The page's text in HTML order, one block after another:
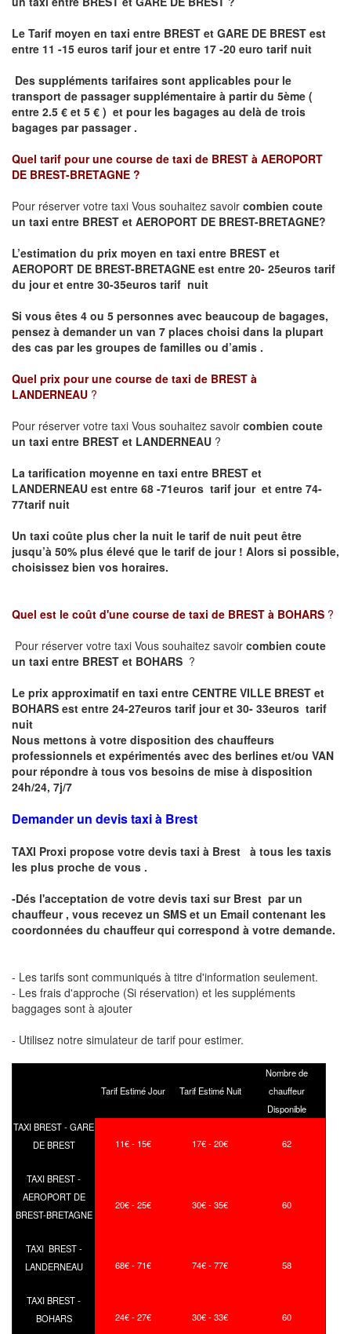
Le Tarif moyen en taxi entre BREST et GARE DE BREST est
entre 11 -15 euros tarif jour et entre 17 -20 euro tarif nuit
Des suppléments tarifaires sont applicables pour le
transport de passager supplémentaire à partir du 5ème (
entre 2.5 € et 5 € ) et pour les bagages au delà de trois
bagages par passager .
Quel tarif pour une course de taxi de BREST à AEROPORT
DE BREST-BRETAGNE ?
Pour réserver votre taxi Vous souhaitez savoir combien coute
un taxi entre BREST et AEROPORT DE BREST-BRETAGNE?
L’estimation du prix moyen en taxi entre BREST et
AEROPORT DE BREST-BRETAGNE est entre 20- 25euros tarif
du jour et entre 30-35euros tarif nuit
Si vous êtes 4 ou 5 personnes avec beaucoup de bagages,
pensez à demander un van 7 places choisi dans la plupart
des cas par les groupes de familles ou d’amis .
Quel prix pour une course de taxi de BREST à
LANDERNEAU ?
Pour réserver votre taxi Vous souhaitez savoir combien coute
un taxi entre BREST et LANDERNEAU ?
La tarification moyenne en taxi entre BREST et
LANDERNEAU est entre 68 -71euros tarif jour et entre 74-
77tarif nuit
Un taxi coûte plus cher la nuit le tarif de nuit peut être
jusqu’à 50% plus élevé que le tarif de jour ! Alors si possible,
choisissez bien vos horaires.
Quel est le coût d'une course de taxi de BREST à BOHARS ?
Pour réserver votre taxi Vous souhaitez savoir combien coute
un taxi entre BREST et BOHARS ?
Le prix approximatif en taxi entre CENTRE VILLE BREST et
BOHARS est entre 24-27euros tarif jour et 30- 33euros tarif
nuit
Nous mettons à votre disposition des chauffeurs
professionnels et expérimentés avec des berlines et/ou VAN
pour répondre à tous vos besoins de mise à disposition
24h/24, 7j/7
Demander un devis taxi à Brest
TAXI Proxi propose votre devis taxi à Brest à tous les taxis
les plus proche de vous .
-Dés l'acceptation de votre devis taxi sur Brest par un
chauffeur , vous recevez un SMS et un Email contenant les
coordonnées du chauffeur qui correspond à votre demande.
- Les tarifs sont communiqués à titre d'information seulement.
- Les frais d'approche (Si réservation) et les suppléments
baggages sont à ajouter
- Utilisez notre simulateur de tarif pour estimer.
Tarif Estimé Jour Tarif Estimé Nuit
Nombre de
chauffeur
Disponible
TAXI BREST - GARE
DE BREST
11€ - 15€ 17€ - 20€ 62
TAXI BREST -
AEROPORT DE
BREST-BRETAGNE
20€ - 25€ 30€ - 35€ 60
TAXI BREST -
LANDERNEAU
68€ - 71€ 74€ - 77€ 58
TAXI BREST -
BOHARS
24€ - 27€ 30€ - 33€ 60